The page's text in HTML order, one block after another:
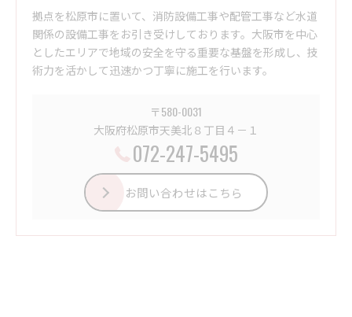
拠点を松原市に置いて、消防設備工事や配管工事など水道
関係の設備工事をお引き受けしております。大阪市を中心
としたエリアで地域の安全を守る重要な基盤を形成し、技
術力を活かして迅速かつ丁寧に施工を行います。
〒580-0031
大阪府松原市天美北８丁目４－１
072-247-5495
お問い合わせはこちら